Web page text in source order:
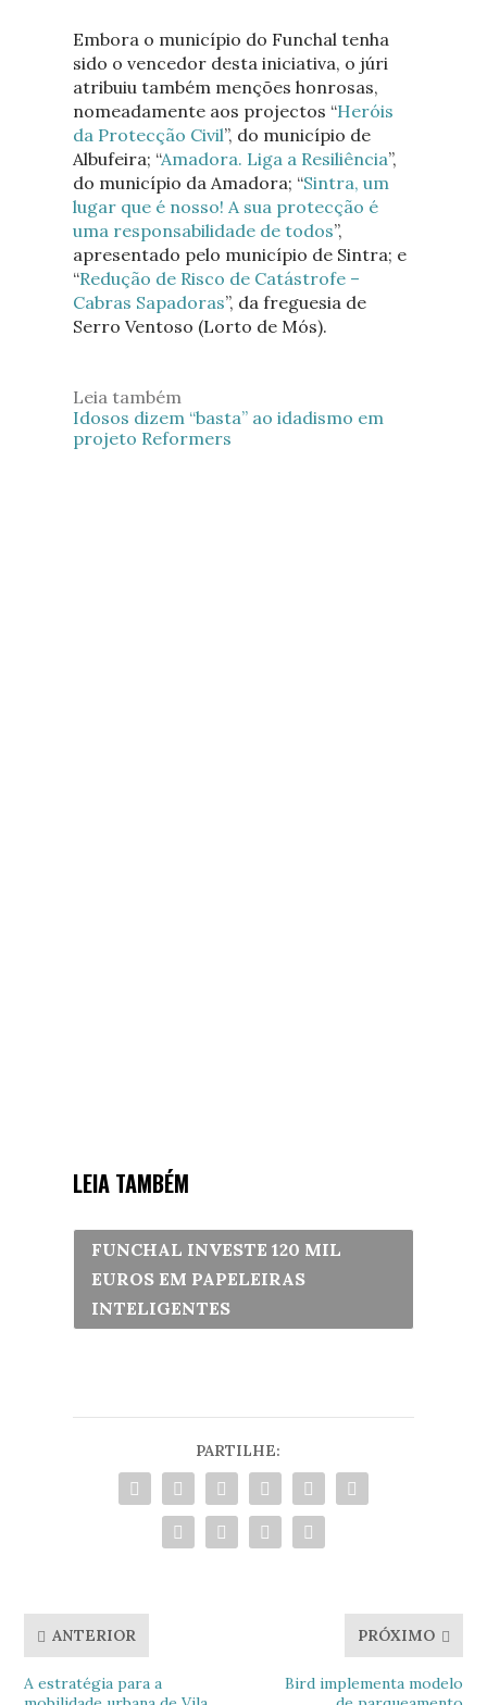
Embora o município do Funchal tenha
sido o vencedor desta iniciativa, o júri
atribuiu também menções honrosas,
nomeadamente aos projectos “Heróis
da Protecção Civil”, do município de
Albufeira; “Amadora. Liga a Resiliência”,
do município da Amadora; “Sintra, um
lugar que é nosso! A sua protecção é
uma responsabilidade de todos”,
apresentado pelo município de Sintra; e
“Redução de Risco de Catástrofe –
Cabras Sapadoras”, da freguesia de
Serro Ventoso (Lorto de Mós).
Leia também
Idosos dizem “basta” ao idadismo em
projeto Reformers
LEIA TAMBÉM
FUNCHAL INVESTE 120 MIL
EUROS EM PAPELEIRAS
INTELIGENTES
PARTILHE:
ANTERIOR
A estratégia para a
PRÓXIMO
Bird implementa modelo